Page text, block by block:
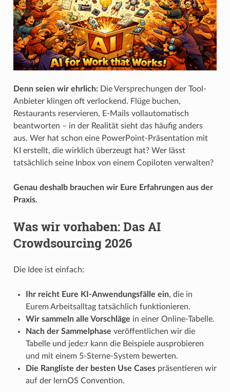
Denn seien wir ehrlich:Die Versprechungen der Tool-
Anbieter klingen oft verlockend. Flüge buchen,
Restaurants reservieren, E-Mails vollautomatisch
beantworten – in der Realität sieht das häufig anders
aus. Wer hat schon eine PowerPoint-Präsentation mit
KI erstellt, die wirklich überzeugt hat? Wer lässt
tatsächlich seine Inbox von einem Copiloten verwalten?
Genau deshalb brauchen wir Eure Erfahrungen aus der
Praxis.
Was wir vorhaben: Das AI
Crowdsourcing 2026
Die Idee ist einfach:
Ihr reicht Eure KI-Anwendungsfälle ein, die in
Eurem Arbeitsalltag tatsächlich funktionieren.
Wir sammeln alle Vorschläge in einer Online-Tabelle.
Nach der Sammelphase veröffentlichen wir die
Tabelle und jede:r kann die Beispiele ausprobieren
und mit einem 5-Sterne-System bewerten.
Die Rangliste der besten Use Casespräsentieren wir
auf der lernOS Convention.